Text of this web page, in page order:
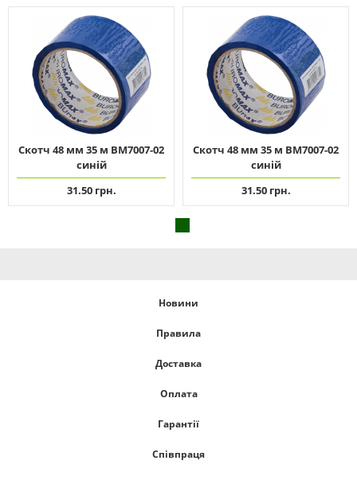
Скотч 48 мм 35 м ВМ7007-02
синій
31.50 грн.
Скотч 48 мм 35 м ВМ7007-02
синій
31.50 грн.
Новини
Правила
Доставка
Оплата
Гарантії
Співпраця